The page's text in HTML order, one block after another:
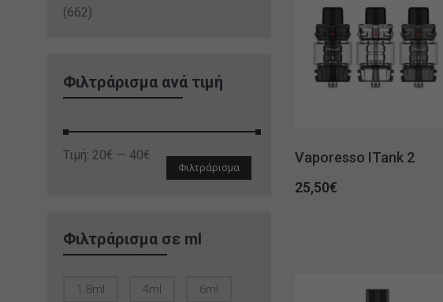
(662)
Φιλτράρισμα ανά τιμή
Ελάχιστη
Μέγιστη
Φιλτράρισμα
Τιμή: 20€ — 40€
Φιλτράρισμα σε ml
1.8ml 4ml 6ml
Vaporesso ITank 2
25,50€